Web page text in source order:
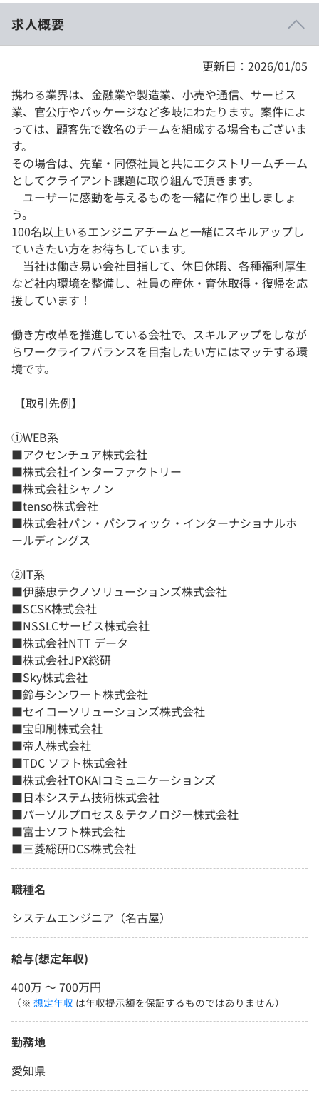
契約内容・クーポン
求人概要
更新日：2026/01/05
携わる業界は、金融業や製造業、小売や通信、サービス
業、官公庁やパッケージなど多岐にわたります。案件によ
っては、顧客先で数名のチームを組成する場合もございま
す。
その場合は、先輩・同僚社員と共にエクストリームチーム
としてクライアント課題に取り組んで頂きます。
ユーザーに感動を与えるものを一緒に作り出しましょ
う。
100名以上いるエンジニアチームと一緒にスキルアップし
ていきたい方をお待ちしています。
当社は働き易い会社目指して、休日休暇、各種福利厚生
など社内環境を整備し、社員の産休・育休取得・復帰を応
援しています！
働き方改革を推進している会社で、スキルアップをしなが
らワークライフバランスを目指したい方にはマッチする環
境です。
【取引先例】
①WEB系
■アクセンチュア株式会社
■株式会社インターファクトリー
■株式会社シャノン
■tenso株式会社
■株式会社パン・パシフィック・インターナショナルホ
ールディングス
②IT系
■伊藤忠テクノソリューションズ株式会社
■SCSK株式会社
■NSSLCサービス株式会社
■株式会社NTT データ
■株式会社JPX総研
■Sky株式会社
■鈴与シンワート株式会社
■セイコーソリューションズ株式会社
■宝印刷株式会社
■帝人株式会社
■TDC ソフト株式会社
■株式会社TOKAIコミュニケーションズ
■日本システム技術株式会社
■パーソルプロセス＆テクノロジー株式会社
■富士ソフト株式会社
■三菱総研DCS株式会社
職種名
システムエンジニア（名古屋）
給与(想定年収)
400万 〜 700万円
（※ 想定年収 は年収提示額を保証するものではありません）
勤務地
愛知県